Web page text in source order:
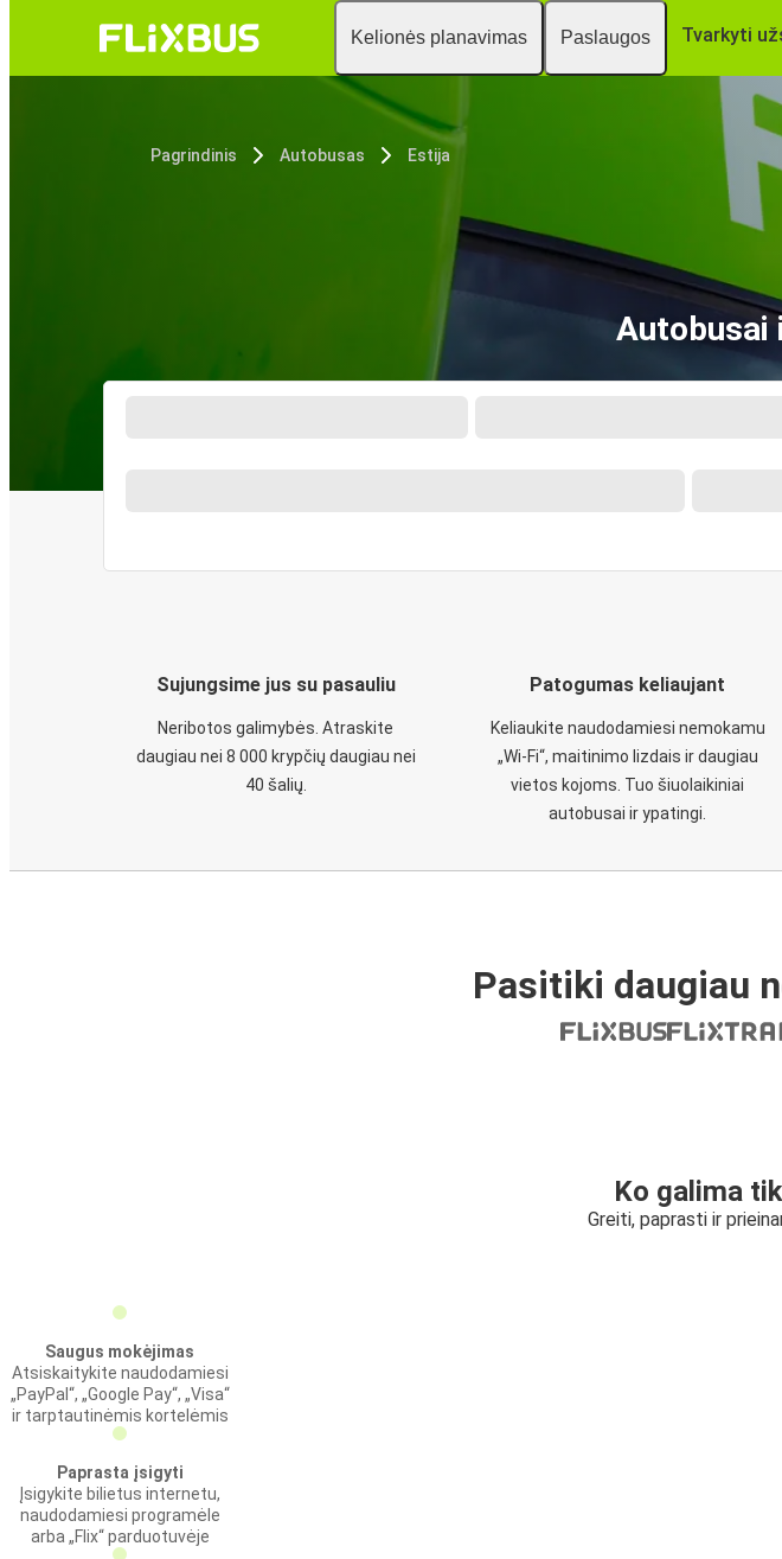
Kelionės planavimas Paslaugos Tvarkyti
Pagrindinis Autobusas Estija
Autobusai
Sujungsime jus su pasauliu
Neribotos galimybės. Atraskite
daugiau nei 8 000 krypčių daugiau nei
40 šalių.
Patogumas keliaujant
Keliaukite naudodamiesi nemokamu
„Wi-Fi“, maitinimo lizdais ir daugiau
vietos kojoms. Tuo šiuolaikiniai
autobusai ir ypatingi.
Pasitiki daugiau
Ko galima
Greiti, paprasti ir
Saugus mokėjimas
Atsiskaitykite naudodamiesi
„PayPal“, „Google Pay“, „Visa“
ir tarptautinėmis kortelėmis
Paprasta įsigyti
Įsigykite bilietus internetu,
naudodamiesi programėle
arba „Flix“ parduotuvėje